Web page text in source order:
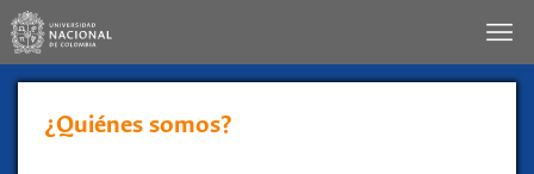
¿Quiénes somos?